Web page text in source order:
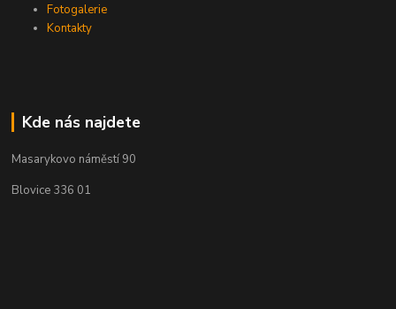
Fotogalerie
Kontakty
Kde nás najdete
Masarykovo náměstí 90
Blovice 336 01